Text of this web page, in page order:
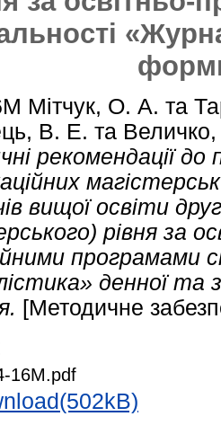
Мітчук, О. А. та
В. Е. та
рекомендації до
вищої освіти
рівня за
програмами
денної та
[Методичне
16M.pdf